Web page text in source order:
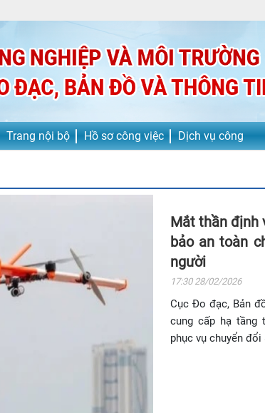
Trang nội bộ Hồ sơ công việc Dịch vụ công
Mắt thần định
bảo an toàn
người
17:30 28/02/2026
Cục Đo đạc, Bản
cung cấp hạ tầng
phục vụ chuyển